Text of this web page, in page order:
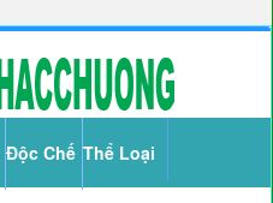
Độc Chế Thể Loại